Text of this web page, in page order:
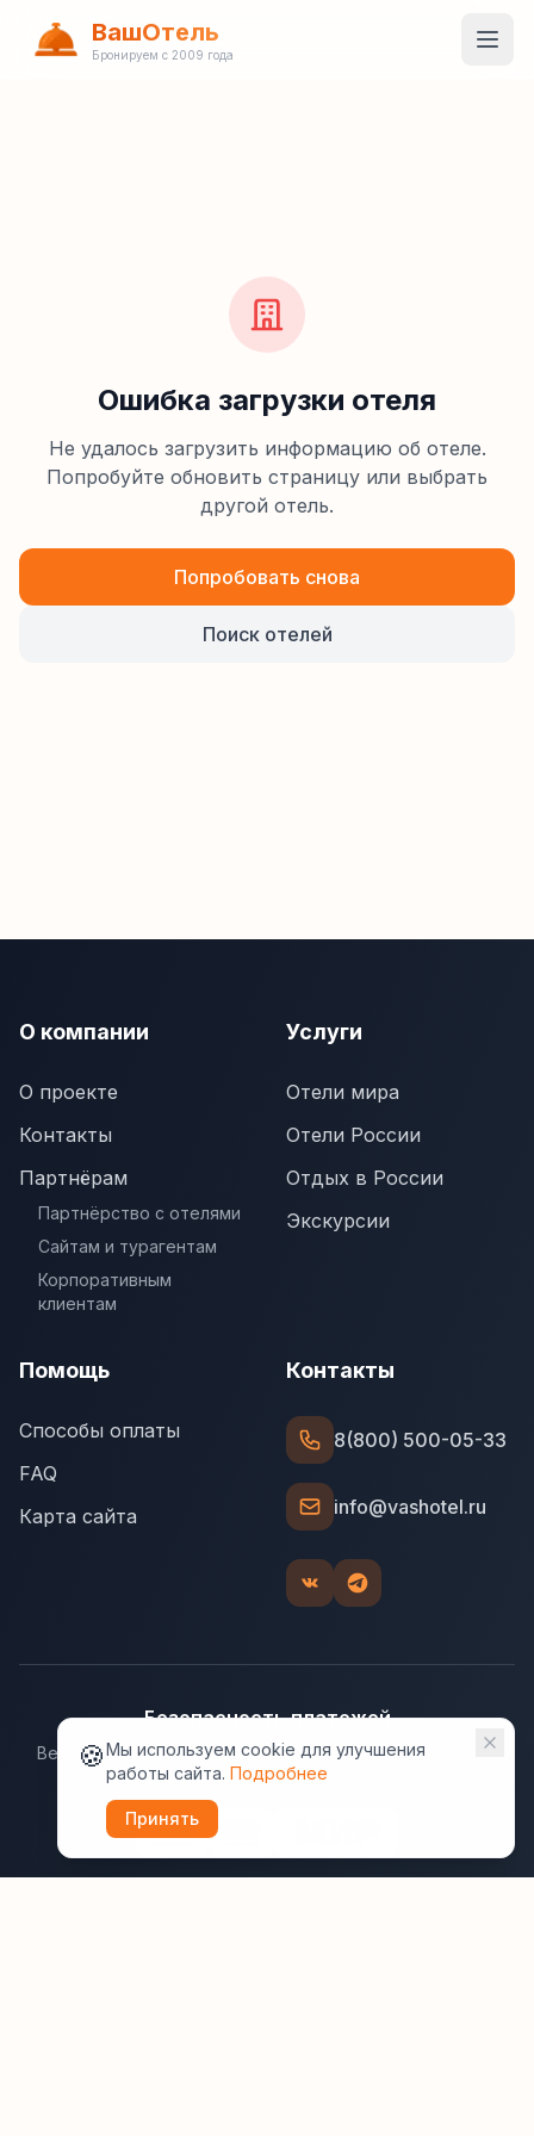
ВашОтель
Бронируем с 2009 года
Ошибка загрузки отеля
Не удалось загрузить информацию об отеле.
Попробуйте обновить страницу или выбрать
другой отель.
Попробовать снова
Поиск отелей
О компании
О проекте
Контакты
Партнёрам
Партнёрство с отелями
Сайтам и турагентам
Корпоративным
клиентам
Услуги
Отели мира
Отели России
Отдых в России
Экскурсии
Помощь
Способы оплаты
FAQ
Карта сайта
Контакты
8(800) 500-05-33
info@vashotel.ru
Безопасность платежей
Ведущие платёжные системы гарантируют надёжную
защиту данных.
🍪Мы используем cookie для улучшения
работы сайта. Подробнее
Принять